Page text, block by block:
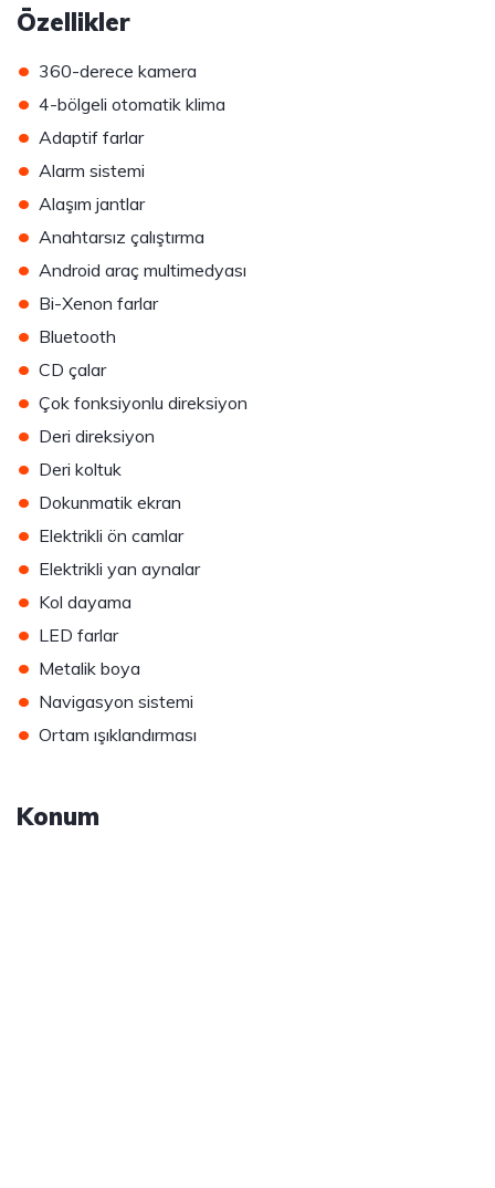
Özellikler
• 360-derece kamera
• 4-bölgeli otomatik klima
• Adaptif farlar
• Alarm sistemi
• Alaşım jantlar
• Anahtarsız çalıştırma
• Android araç multimedyası
• Bi-Xenon farlar
• Bluetooth
• CD çalar
• Çok fonksiyonlu direksiyon
• Deri direksiyon
• Deri koltuk
• Dokunmatik ekran
• Elektrikli ön camlar
• Elektrikli yan aynalar
• Kol dayama
• LED farlar
• Metalik boya
• Navigasyon sistemi
• Ortam ışıklandırması
Konum